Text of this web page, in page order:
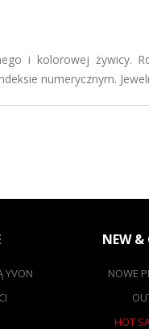
i kolorowej żywicy.
numerycznym.
YVON
NEW &
NOWE
HOT